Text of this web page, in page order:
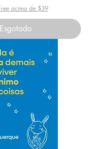
acima de $39
Esgotado